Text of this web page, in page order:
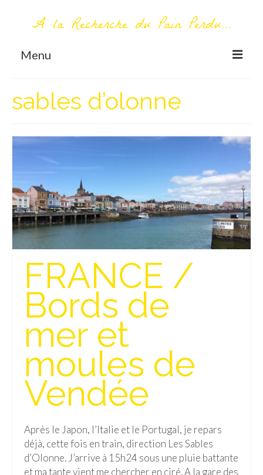
A la Recherche du Pain Perdu...
Menu
Première visite – A propos
Me contacter
AUTOUR DU MONDE
AFRIQUE
La Réunion
AMERIQUE DU SUD
Isla del Sol
Lac Titicaca
Salar d’Uyuni
Chili
Paraguay
Pérou
Lac Titicaca
Machu Picchu
sables d’olonne
FRANCE /
Bords de
mer et
moules de
Vendée
Après le Japon, l’Italie et le Portugal, je repars
déjà, cette fois en train, direction Les Sables
d’Olonne. J’arrive à 15h24 sous une pluie battante
et ma tante vient me chercher en ciré. A la gare des